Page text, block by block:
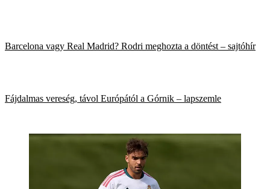
Barcelona vagy Real Madrid? Rodri meghozta a döntést – sajtóhír
Fájdalmas vereség, távol Európától a Górnik – lapszemle